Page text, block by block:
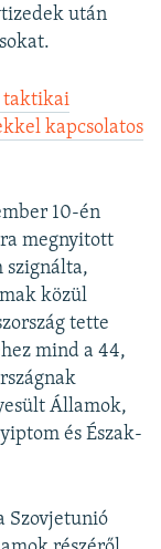
után
taktikai
kapcsolatos
10-én
megnyitott
szignálta,
közül
tette
mind a 44,
Államok,
és Észak-
Szovjetunió